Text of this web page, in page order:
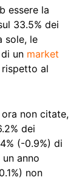
essere la
33.5% dei
sole, le
un market
al
non citate,
dei
(-0.9%) di
anno
non